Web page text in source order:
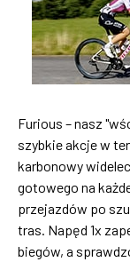
Furious – nasz
szybkie akcje w
karbonowy
gotowego na
przejazdów po
tras. Napęd 1x
biegów, a